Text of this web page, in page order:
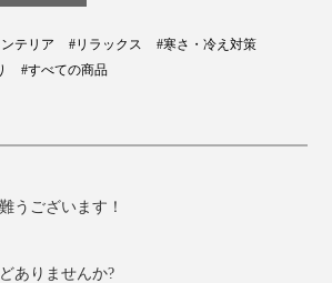
ル ※本品
ル詳しくはこちら >>
きです。
テリア #リラックス
#寒さ・冷え対策
#すべての商品
うございます！
ありませんか?